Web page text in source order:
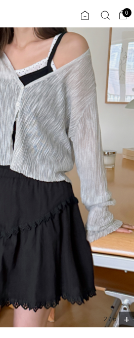
0
ENG
TW
JP
플러스핏 회원혜택
COMMUNITY
ALL
익스클루시브
아우터
니트
스커트
0
2/6 +